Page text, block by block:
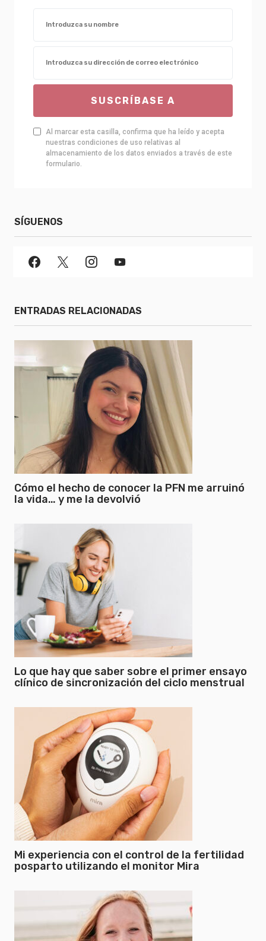
SUSCRÍBASE A
Al marcar esta casilla, confirma que ha leído y acepta
nuestras condiciones de uso relativas al
almacenamiento de los datos enviados a través de este
formulario.
SÍGUENOS
ENTRADAS RELACIONADAS
Cómo el hecho de conocer la PFN me arruinó
la vida… y me la devolvió
Lo que hay que saber sobre el primer ensayo
clínico de sincronización del ciclo menstrual
Mi experiencia con el control de la fertilidad
posparto utilizando el monitor Mira